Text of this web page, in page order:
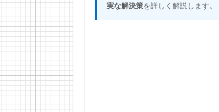
実な解決策を詳しく解説します。